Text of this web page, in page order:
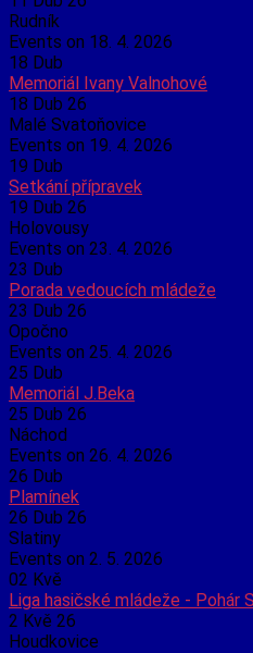
Rudník
Events on 18. 4. 2026
18 Dub
Memoriál Ivany Valnohové
18 Dub 26
Malé Svatoňovice
Events on 19. 4. 2026
19 Dub
Setkání přípravek
19 Dub 26
Holovousy
Events on 23. 4. 2026
23 Dub
Porada vedoucích mládeže
23 Dub 26
Opočno
Events on 25. 4. 2026
25 Dub
Memoriál J.Beka
25 Dub 26
Náchod
Events on 26. 4. 2026
26 Dub
Plamínek
26 Dub 26
Slatiny
Events on 2. 5. 2026
02 Kvě
Liga hasičské mládeže - Pohár
2 Kvě 26
Houdkovice